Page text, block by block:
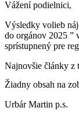
Vážení podielnici,
Výsledky volieb
do orgánov 2025 ”
sprístupnený pre
Najnovšie články z
Žiadny obsah na
Urbár Martin p.s.